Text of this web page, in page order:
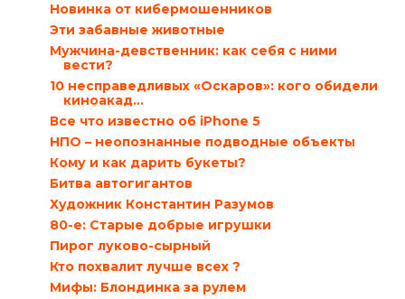
Новинка от кибермошенников
Эти забавные животные
Мужчина-девственник: как себя с ними
вести?
10 несправедливых «Оскаров»: кого обидели
киноакад...
Все что известно об iPhone 5
НПО – неопознанные подводные объекты
Кому и как дарить букеты?
Битва автогигантов
Художник Константин Разумов
80-е: Старые добрые игрушки
Пирог луково-сырный
Кто похвалит лучше всех ?
Мифы: Блондинка за рулем